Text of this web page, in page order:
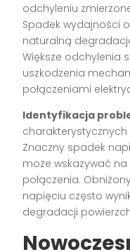
odchyleniu
Spadek wydajności
naturalną
Większe odchylenia
uszkodzenia
połączeniami
Identyfikacja
Znaczny spadek
może wskazywać na
połączenia.
napięciu często
degradacji